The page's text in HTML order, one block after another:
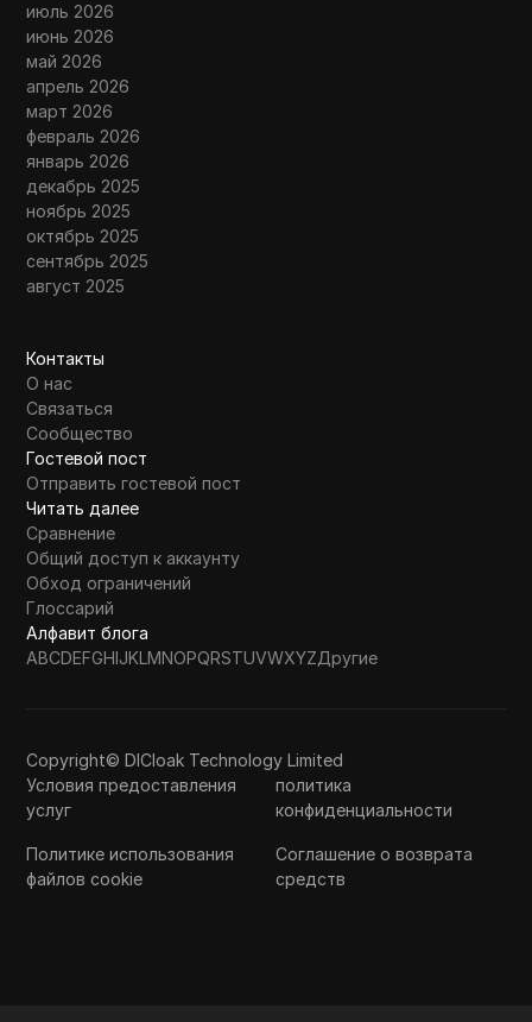
июль 2026
июнь 2026
май 2026
апрель 2026
март 2026
февраль 2026
январь 2026
декабрь 2025
ноябрь 2025
октябрь 2025
сентябрь 2025
август 2025
Контакты
О нас
Связаться
Сообщество
Гостевой пост
Отправить гостевой пост
Читать далее
Сравнение
Общий доступ к аккаунту
Обход ограничений
Глоссарий
Алфавит блога
ABCDEFGHIJKLMNOPQRSTUVWXYZДругие
Copyright© DICloak Technology Limited
Условия предоставления
услуг
политика
конфиденциальности
Политике использования
файлов cookie
Соглашение о возврата
средств